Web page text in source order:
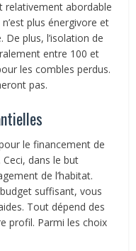
relativement abordable
plus énergivore et
plus, l’isolation de
entre 100 et
les combles perdus.
pas.
le financement de
dans le but
de l’habitat.
suffisant, vous
Tout dépend des
profil. Parmi les choix